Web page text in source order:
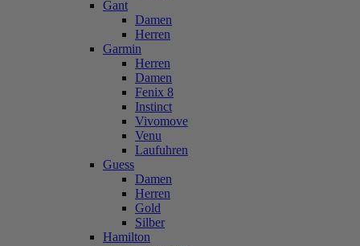
Gant
Damen
Herren
Garmin
Herren
Damen
Fenix 8
Instinct
Vivomove
Venu
Laufuhren
Guess
Damen
Herren
Gold
Silber
Hamilton